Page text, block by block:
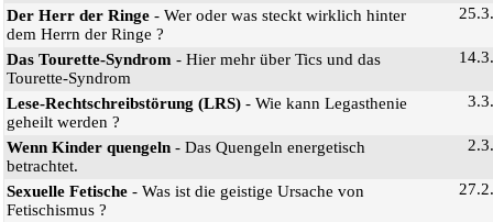
Der Herr der Ringe - Wer oder was steckt wirklich hinter
dem Herrn der Ringe ?
Das Tourette-Syndrom - Hier mehr über Tics und das
Tourette-Syndrom
Lese-Rechtschreibstörung (LRS) - Wie kann Legasthenie
geheilt werden ?
Wenn Kinder quengeln - Das Quengeln energetisch
betrachtet.
Sexuelle Fetische - Was ist die geistige Ursache von
Fetischismus ?